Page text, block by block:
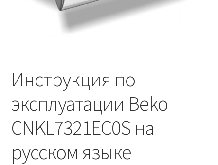
Инструкция по
эксплуатации Beko
CNKL7321EC0S на
русском языке